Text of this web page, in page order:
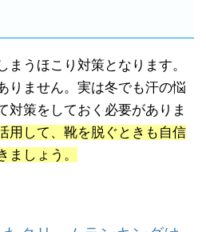
まうほこり対策となります。
りません。実は冬でも汗の悩
対策をしておく必要がありま
用して、靴を脱ぐときも自信
ましょう。